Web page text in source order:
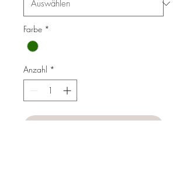
Farbe *
Anzahl *